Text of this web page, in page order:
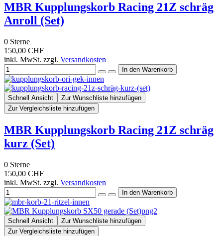
MBR Kupplungskorb Racing 21Z schräg
Anroll (Set)
0 Sterne
150,00 CHF
inkl. MwSt. zzgl. Versandkosten
Schnell Ansicht
Zur Wunschliste hinzufügen
Zur Vergleichsliste hinzufügen
MBR Kupplungskorb Racing 21Z schräg
kurz (Set)
0 Sterne
150,00 CHF
inkl. MwSt. zzgl. Versandkosten
Schnell Ansicht
Zur Wunschliste hinzufügen
Zur Vergleichsliste hinzufügen